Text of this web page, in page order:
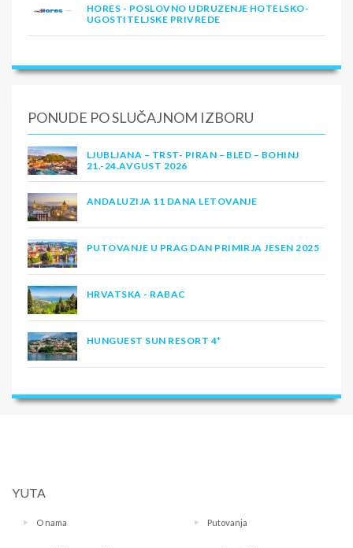
HORES - POSLOVNO UDRUZENJE HOTELSKO-
UGOSTITELJSKE PRIVREDE
PONUDE PO SLUČAJNOM IZBORU
LJUBLJANA – TRST- PIRAN – BLED – BOHINJ
21.-24.AVGUST 2026
ANDALUZIJA 11 DANA LETOVANJE
PUTOVANJE U PRAG DAN PRIMIRJA JESEN 2025
HRVATSKA - RABAC
HUNGUEST SUN RESORT 4*
YUTA
O nama Putovanja